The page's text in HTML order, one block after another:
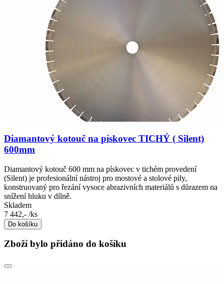
Diamantový kotouč na pískovec TICHÝ ( Silent)
600mm
Diamantový kotouč 600 mm na pískovec v tichém provedení
(Silent) je profesionální nástroj pro mostové a stolové pily,
konstruovaný pro řezání vysoce abrazivních materiálů s důrazem na
snížení hluku v dílně.
Skladem
7 442,- /ks
Do košíku
Zboží bylo přidáno do košíku